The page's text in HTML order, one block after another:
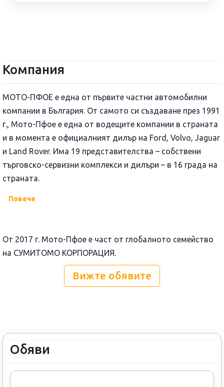
Компания
МОТО-ПФОЕ е една от първите частни автомобилни
компании в България. От самото си създаване през 1991
г., Мото-Пфое е една от водещите компании в страната
и в момента е официалният дилър на Ford, Volvo, Jaguar
и Land Rover. Има 19 представителства – собствени
търговско-сервизни комплекси и дилъри – в 16 града на
страната.
Повече
Oт 2017 г. Мото-Пфое е част от глобалното семейство
на СУМИТОМО КОРПОРАЦИЯ.
Вижте обявите
Обяви